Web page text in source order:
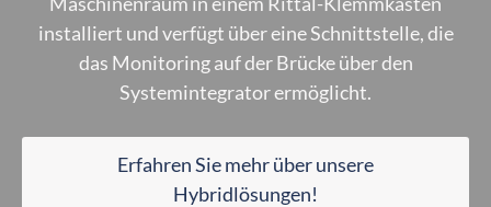
installiert und verfügt über eine Schnittstelle, die
das Monitoring auf der Brücke über den
Systemintegrator ermöglicht.
Erfahren Sie mehr über unsere
Hybridlösungen!